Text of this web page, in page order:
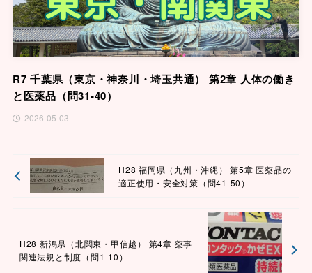
R7 千葉県（東京・神奈川・埼玉共通） 第2章 人体の働き
と医薬品（問31-40）
2026-05-03
H28 福岡県（九州・沖縄） 第5章 医薬品の
適正使用・安全対策（問41-50）
H28 新潟県（北関東・甲信越） 第4章 薬事
関連法規と制度（問1-10）